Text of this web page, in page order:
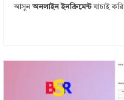
আসুনঅনলাইন ইনক্রিমেন্টযাচাই করি